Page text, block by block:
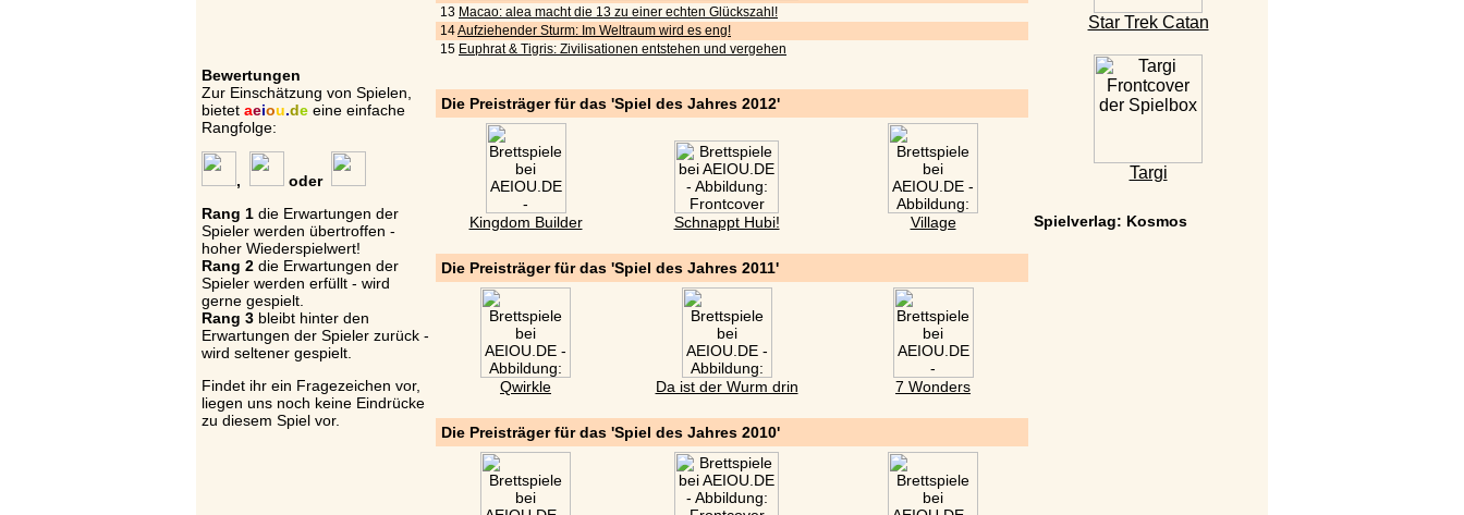
Bewertungen
Zur Einschätzung von Spielen,
bietet aeiou.de eine einfache
Rangfolge:
,
oder
Rang 1 die Erwartungen der
Spieler werden übertroffen -
hoher Wiederspielwert!
Rang 2 die Erwartungen der
Spieler werden erfüllt - wird
gerne gespielt.
Rang 3 bleibt hinter den
Erwartungen der Spieler zurück -
wird seltener gespielt.
Findet ihr ein Fragezeichen vor,
liegen uns noch keine Eindrücke
zu diesem Spiel vor.
Star Trek Catan
Targi
Spielverlag: Kosmos
13 Macao: alea macht die 13 zu einer echten Glückszahl!
14Aufziehender Sturm: Im Weltraum wird es eng!
15 Euphrat & Tigris: Zivilisationen entstehen und vergehen
Die Preisträger für das 'Spiel des Jahres 2012'
Kingdom Builder Schnappt Hubi! Village
Die Preisträger für das 'Spiel des Jahres 2011'
Qwirkle Da ist der Wurm drin 7 Wonders
Die Preisträger für das 'Spiel des Jahres 2010'